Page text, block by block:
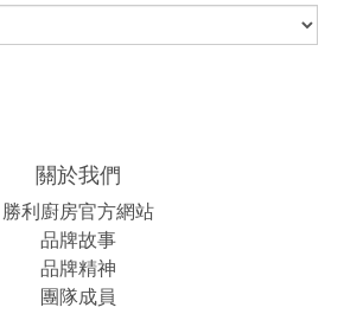
關於我們
勝利廚房官方網站
品牌故事
品牌精神
團隊成員